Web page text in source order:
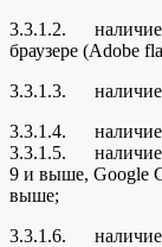
3.3.1.2. наличие
браузере (Adobe
3.3.1.3. наличие
3.3.1.4. наличие
3.3.1.5. наличие
9 и выше, Google
выше;
3.3.1.6. наличие